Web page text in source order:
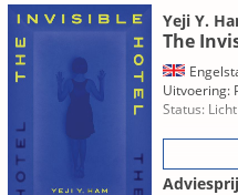
Yeji Y.
The
Uitvoering:
Status: